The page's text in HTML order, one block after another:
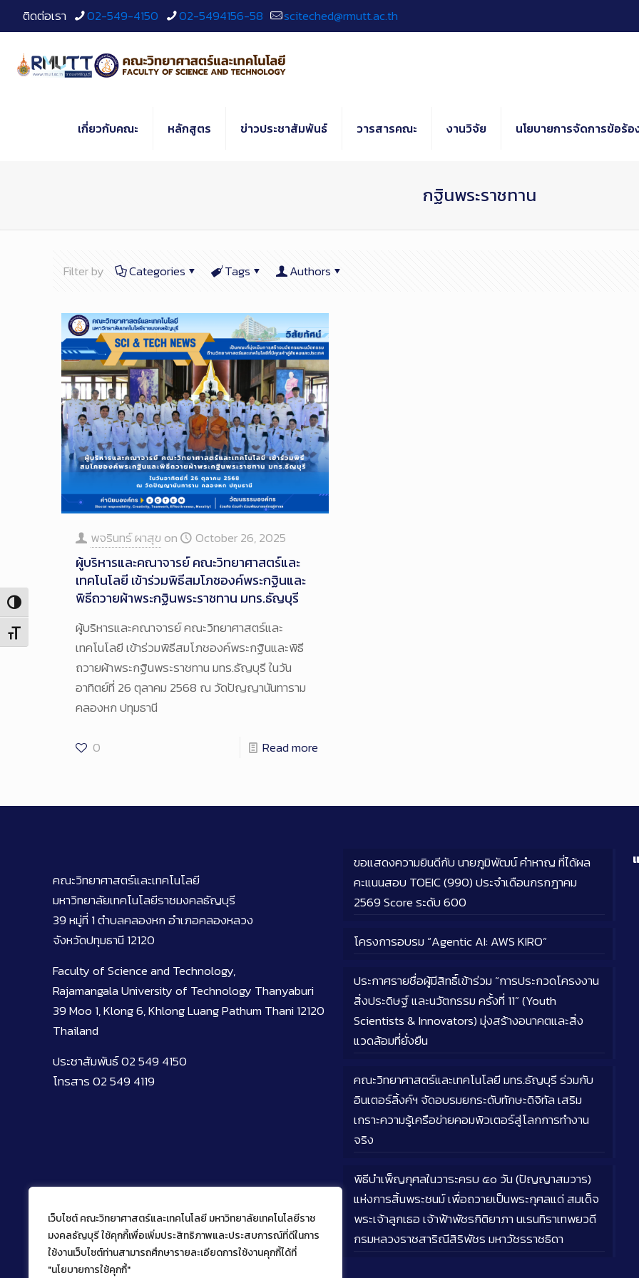
เว็บไซต์ คณะวิทยาศาสตร์และเทคโนโลยี มหาวิทยาลัยเทคโนโลยีราช
มงคลธัญบุรี ใช้คุกกี้เพื่อเพิ่มประสิทธิภาพและประสบการณ์ที่ดีในการ
ใช้งานเว็บไซต์ท่านสามารถศึกษารายละเอียดการใช้งานคุกกี้ได้ที่
"นโยบายการใช้คุกกี้"
to
Content
Toggle High Contrast
Toggle Font size
ติดต่อเรา 02-549-4150 02-5494156-58 sciteched@rmutt.ac.th
เกี่ยวกับคณะ หลักสูตร ข่าวประชาสัมพันธ์ วารสารคณะ งานวิจัย นโยบายการจัดการข้อร้อ
กฐินพระราชทาน
Filter by Categories Tags Authors
พจรินทร์ ผาสุข on October 26, 2025
ผู้บริหารและคณาจารย์ คณะวิทยาศาสตร์และ
เทคโนโลยี เข้าร่วมพิธีสมโภชองค์พระกฐินและ
พิธีถวายผ้าพระกฐินพระราชทาน มทร.ธัญบุรี
ผู้บริหารและคณาจารย์ คณะวิทยาศาสตร์และ
เทคโนโลยี เข้าร่วมพิธีสมโภชองค์พระกฐินและพิธี
ถวายผ้าพระกฐินพระราชทาน มทร.ธัญบุรี ในวัน
อาทิตย์ที่ 26 ตุลาคม 2568 ณ วัดปัญญานันทาราม
คลองหก ปทุมธานี
0 Read more
คณะวิทยาศาสตร์และเทคโนโลยี
มหาวิทยาลัยเทคโนโลยีราชมงคลธัญบุรี
39 หมู่ที่ 1 ตำบลคลองหก อำเภอคลองหลวง
จังหวัดปทุมธานี 12120
Faculty of Science and Technology,
Rajamangala University of Technology Thanyaburi
39 Moo 1, Klong 6, Khlong Luang Pathum Thani 12120
Thailand
ประชาสัมพันธ์ 02 549 4150
โทรสาร 02 549 4119
ขอแสดงความยินดีกับ นายภูมิพัฒน์ คำหาญ ที่ได้ผล
คะแนนสอบ TOEIC (990) ประจำเดือนกรกฎาคม
2569 Score ระดับ 600
โครงการอบรม “Agentic AI: AWS KIRO”
ประกาศรายชื่อผู้มีสิทธิ์เข้าร่วม “การประกวดโครงงาน
สิ่งประดิษฐ์ และนวัตกรรม ครั้งที่ 11” (Youth
Scientists & Innovators) มุ่งสร้างอนาคตและสิ่ง
แวดล้อมที่ยั่งยืน
คณะวิทยาศาสตร์และเทคโนโลยี มทร.ธัญบุรี ร่วมกับ
อินเตอร์ลิ้งค์ฯ จัดอบรมยกระดับทักษะดิจิทัล เสริม
เกราะความรู้เครือข่ายคอมพิวเตอร์สู่โลกการทำงาน
จริง
พิธีบำเพ็ญกุศลในวาระครบ ๕๐ วัน (ปัญญาสมวาร)
แห่งการสิ้นพระชนม์ เพื่อถวายเป็นพระกุศลแด่ สมเด็จ
พระเจ้าลูกเธอ เจ้าฟ้าพัชรกิติยาภา นเรนทิราเทพยวดี
กรมหลวงราชสาริณีสิริพัชร มหาวัชรราชธิดา